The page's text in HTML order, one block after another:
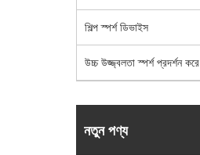
শিল্প স্পর্শ ডিভাইস
উচ্চ উজ্জ্বলতা স্পর্শ প্রদর্শন করে
নতুন পণ্য